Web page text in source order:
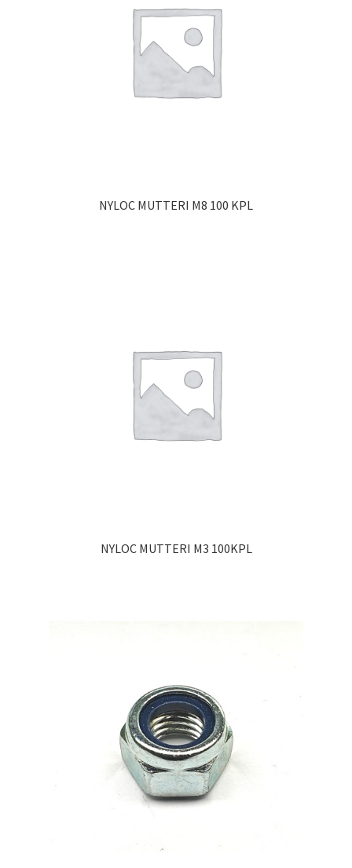
NYLOC MUTTERI M8 100 KPL
NYLOC MUTTERI M3 100KPL